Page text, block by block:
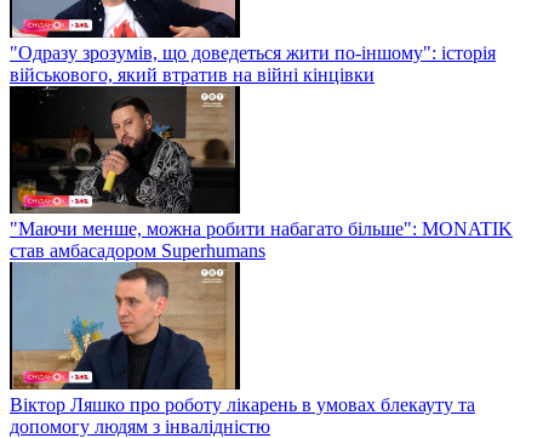
"Одразу зрозумів, що доведеться жити по-іншому": історія
військового, який втратив на війні кінцівки
"Маючи менше, можна робити набагато більше": MONATIK
став амбасадором Superhumans
Віктор Ляшко про роботу лікарень в умовах блекауту та
допомогу людям з інвалідністю